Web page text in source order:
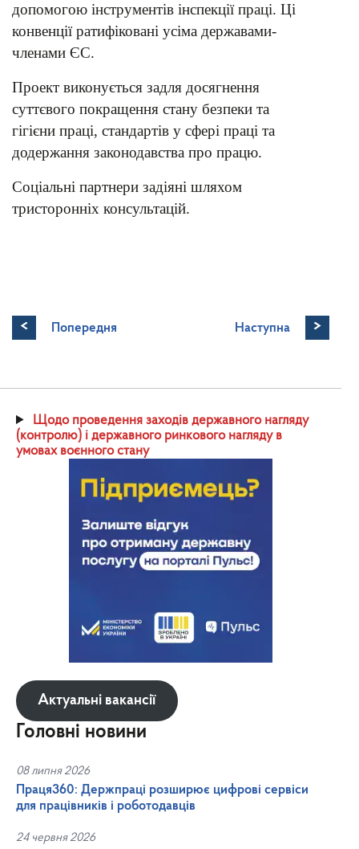
допомогою інструментів інспекції праці. Ці
конвенції ратифіковані усіма державами-
членами ЄС.
Проект виконується задля досягнення
суттєвого покращення стану безпеки та
гігієни праці, стандартів у сфері праці та
додержання законодавства про працю.
Соціальні партнери задіяні шляхом
тристоронніх консультацій.
< Попередня Наступна >
Щодо проведення заходів державного нагляду
(контролю) і державного ринкового нагляду в
умовах воєнного стану
Актуальні вакансії
Головні новини
08 липня 2026
Праця360: Держпраці розширює цифрові сервіси
для працівників і роботодавців
24 червня 2026